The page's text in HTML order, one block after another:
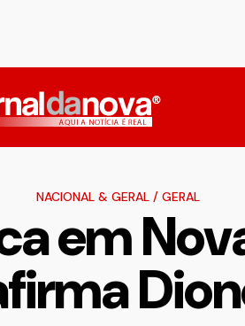
NACIONAL & GERAL/ GERAL
em